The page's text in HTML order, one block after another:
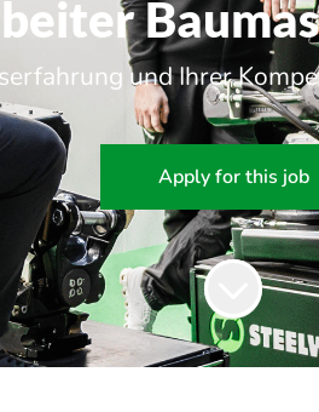
und Ihrer
Apply for this job